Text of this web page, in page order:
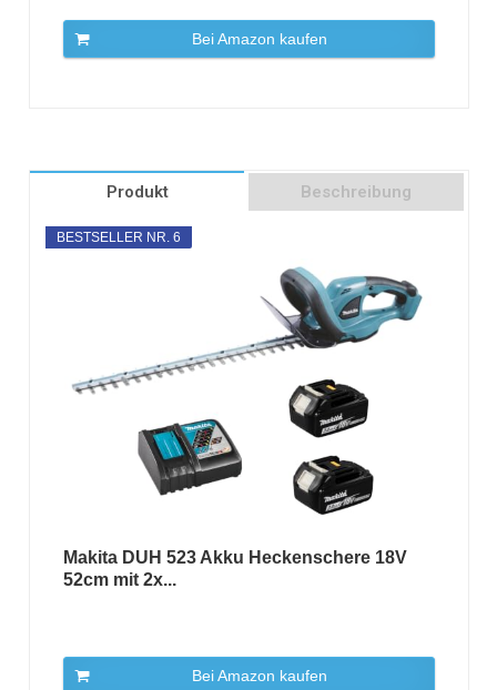
Bei Amazon kaufen
Produkt Beschreibung
BESTSELLER NR. 6
Makita DUH 523 Akku Heckenschere 18V
52cm mit 2x...
Bei Amazon kaufen